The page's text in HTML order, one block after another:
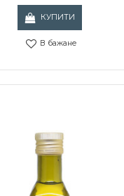
КУПИТИ
В бажане